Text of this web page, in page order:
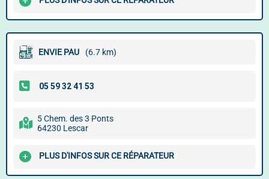
ENVIE PAU (6.7 km)
5 Chem. des 3 Ponts
64230 Lescar
PLUS D'INFOS SUR CE RÉPARATEUR